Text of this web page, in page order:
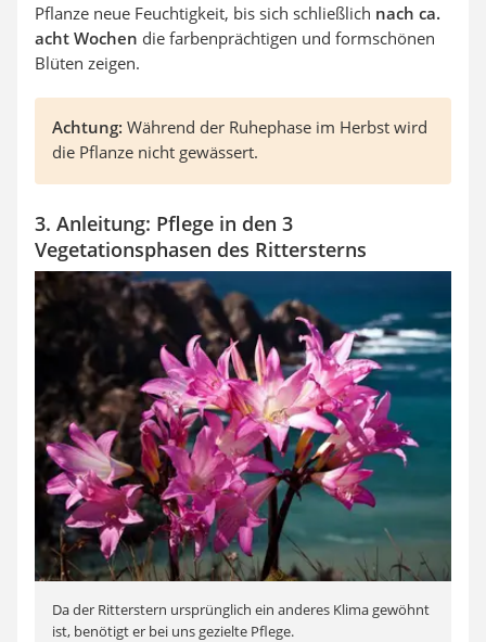
Pflanze neue Feuchtigkeit, bis sich schließlich nach ca.
acht Wochen die farbenprächtigen und formschönen
Blüten zeigen.
Achtung: Während der Ruhephase im Herbst wird
die Pflanze nicht gewässert.
3. Anleitung: Pflege in den 3
Vegetationsphasen des Rittersterns
Da der Ritterstern ursprünglich ein anderes Klima gewöhnt
ist, benötigt er bei uns gezielte Pflege.